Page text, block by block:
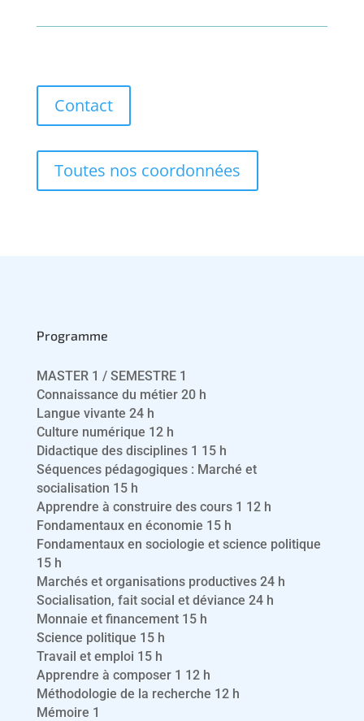
Contact
Toutes nos coordonnées
Programme
MASTER 1 / SEMESTRE 1
Connaissance du métier 20 h
Langue vivante 24 h
Culture numérique 12 h
Didactique des disciplines 1 15 h
Séquences pédagogiques : Marché et
socialisation 15 h
Apprendre à construire des cours 1 12 h
Fondamentaux en économie 15 h
Fondamentaux en sociologie et science politique
15 h
Marchés et organisations productives 24 h
Socialisation, fait social et déviance 24 h
Monnaie et financement 15 h
Science politique 15 h
Travail et emploi 15 h
Apprendre à composer 1 12 h
Méthodologie de la recherche 12 h
Mémoire 1